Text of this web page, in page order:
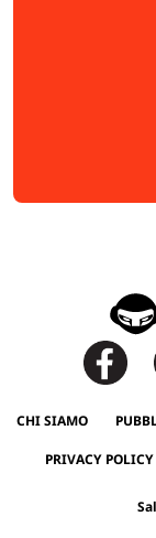
CHI SIAMO
PRIVACY POLICY